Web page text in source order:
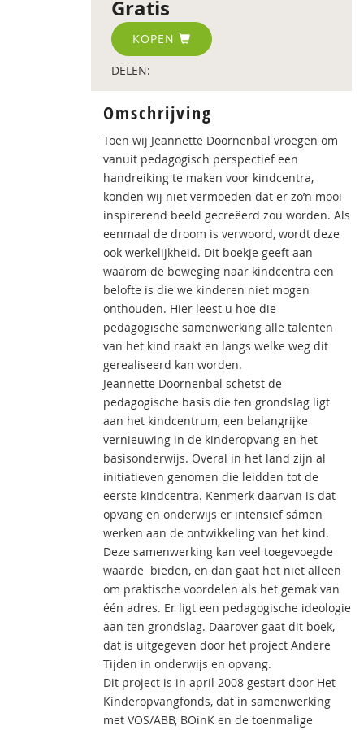
Gratis
KOPEN
DELEN:
Omschrijving
Toen wij Jeannette Doornenbal vroegen om
vanuit pedagogisch perspectief een
handreiking te maken voor kindcentra,
konden wij niet vermoeden dat er zo’n mooi
inspirerend beeld gecreëerd zou worden. Als
eenmaal de droom is verwoord, wordt deze
ook werkelijkheid. Dit boekje geeft aan
waarom de beweging naar kindcentra een
belofte is die we kinderen niet mogen
onthouden. Hier leest u hoe die
pedagogische samenwerking alle talenten
van het kind raakt en langs welke weg dit
gerealiseerd kan worden.
Jeannette Doornenbal schetst de
pedagogische basis die ten grondslag ligt
aan het kindcentrum, een belangrijke
vernieuwing in de kinderopvang en het
basisonderwijs. Overal in het land zijn al
initiatieven genomen die leidden tot de
eerste kindcentra. Kenmerk daarvan is dat
opvang en onderwijs er intensief sámen
werken aan de ontwikkeling van het kind.
Deze samenwerking kan veel toegevoegde
waarde bieden, en dan gaat het niet alleen
om praktische voordelen als het gemak van
één adres. Er ligt een pedagogische ideologie
aan ten grondslag. Daarover gaat dit boek,
dat is uitgegeven door het project Andere
Tijden in onderwijs en opvang.
Dit project is in april 2008 gestart door Het
Kinderopvangfonds, dat in samenwerking
met VOS/ABB, BOinK en de toenmalige